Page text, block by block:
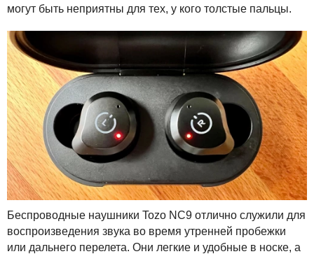
могут быть неприятны для тех, у кого толстые пальцы.
Беспроводные наушники Tozo NC9 отлично служили для
воспроизведения звука во время утренней пробежки
или дальнего перелета. Они легкие и удобные в носке, а